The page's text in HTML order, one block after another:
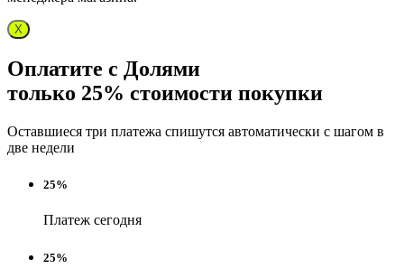
X
Оплатите с Долями
только 25% стоимости покупки
Оставшиеся три платежа спишутся автоматически с шагом в
две недели
25%
Платеж сегодня
25%